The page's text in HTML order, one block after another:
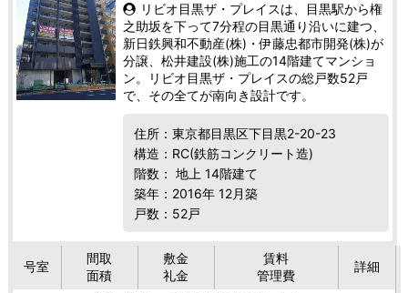
リビオ目黒ザ・プレイスは、目黒駅から権
之助坂を下って7分程の目黒通り沿いに建つ、
新日鉄興和不動産(株)・伊藤忠都市開発(株)が
分譲、松井建設(株)施工の14階建てマンショ
ン。リビオ目黒ザ・プレイスの総戸数52戸
で、その全てが南向き設計です。
住所：東京都目黒区下目黒2-20-23
構造：RC(鉄筋コンクリート造)
階数： 地上 14階建て
築年：2016年 12月築
戸数：52戸
号室
間取
面積
敷金
礼金
賃料
管理費
詳細